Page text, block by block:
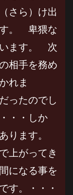
さら）け出
す。 卑猥な
います。 次
相手を務め
れま
ったのでし
・・しか
ります。
上がってき
になる事を
す。・・・